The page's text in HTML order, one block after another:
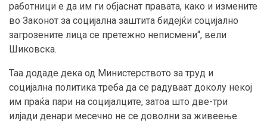
работници е да им ги објаснат правата, како и измените
во Законот за социјална заштита бидејќи социјално
загрозените лица се претежно неписмени“, вели
Шиковска.
Таа додаде дека од Министерството за труд и
социјална политика треба да се радуваат доколу некој
им праќа пари на социјалците, затоа што две-три
илјади денари месечно не се доволни за живеење.